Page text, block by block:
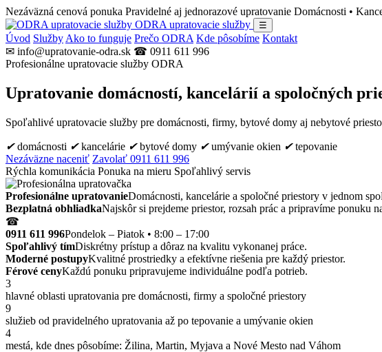
Nezáväzná cenová ponuka Pravidelné aj jednorazové upratovanie Domácnosti •
ODRA upratovacie služby
☰
Úvod Služby Ako to funguje Prečo ODRA Kde pôsobíme Kontakt
✉ info@upratovanie-odra.sk ☎ 0911 611 996
Profesionálne upratovacie služby ODRA
Upratovanie domácností, kancelárií a spoločných
Spoľahlivé upratovacie služby pre domácnosti, firmy, bytové domy aj nebytové
✔domácnosti ✔kancelárie ✔bytové domy ✔umývanie okien ✔tepovanie
Nezáväzne naceniť Zavolať 0911 611 996
Rýchla komunikácia Ponuka na mieru Spoľahlivý servis
Profesionálne upratovanieDomácnosti, kancelárie a spoločné priestory v jednom
Bezplatná obhliadkaNajskôr si prejdeme priestor, rozsah prác a pripravíme ponuku
☎
0911 611 996Pondelok – Piatok • 8:00 – 17:00
Spoľahlivý tímDiskrétny prístup a dôraz na kvalitu vykonanej práce.
Moderné postupyKvalitné prostriedky a efektívne riešenia pre každý priestor.
Férové cenyKaždú ponuku pripravujeme individuálne podľa potrieb.
3
hlavné oblasti upratovania pre domácnosti, firmy a spoločné priestory
9
služieb od pravidelného upratovania až po tepovanie a umývanie okien
4
mestá, kde dnes pôsobíme: Žilina, Martin, Myjava a Nové Mesto nad Váhom